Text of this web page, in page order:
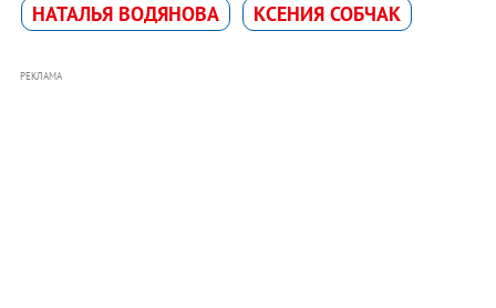
НАТАЛЬЯ ВОДЯНОВА КСЕНИЯ СОБЧАК
РЕКЛАМА